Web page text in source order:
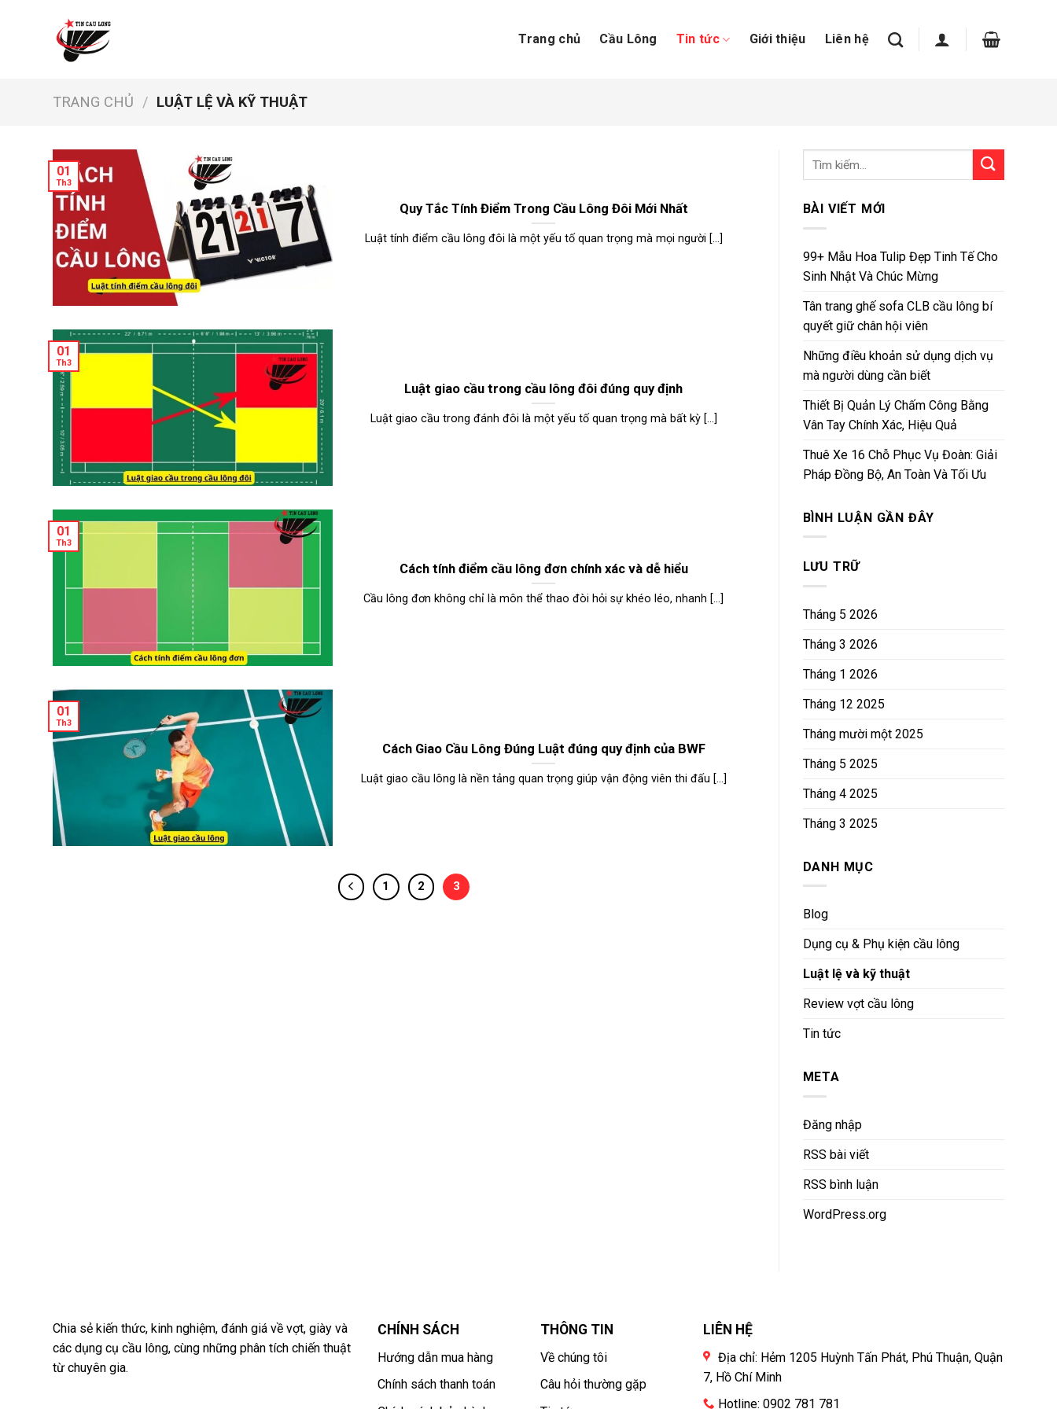
Trang chủ Cầu Lông Tin tức Giới thiệu Liên hệ
TRANG CHỦ / LUẬT LỆ VÀ KỸ THUẬT
Quy Tắc Tính Điểm Trong Cầu Lông Đôi Mới Nhất
Luật tính điểm cầu lông đôi là một yếu tố quan trọng mà mọi người [...]
01
Th3
Luật giao cầu trong cầu lông đôi đúng quy định
Luật giao cầu trong đánh đôi là một yếu tố quan trọng mà bất kỳ [...]
01
Th3
Cách tính điểm cầu lông đơn chính xác và dễ hiểu
Cầu lông đơn không chỉ là môn thể thao đòi hỏi sự khéo léo, nhanh [...]
01
Th3
Cách Giao Cầu Lông Đúng Luật đúng quy định của BWF
Luật giao cầu lông là nền tảng quan trọng giúp vận động viên thi đấu [...]
01
Th3
1 2 3
BÀI VIẾT MỚI
99+ Mẫu Hoa Tulip Đẹp Tinh Tế Cho
Sinh Nhật Và Chúc Mừng
Tân trang ghế sofa CLB cầu lông bí
quyết giữ chân hội viên
Những điều khoản sử dụng dịch vụ
mà người dùng cần biết
Thiết Bị Quản Lý Chấm Công Bằng
Vân Tay Chính Xác, Hiệu Quả
Thuê Xe 16 Chỗ Phục Vụ Đoàn: Giải
Pháp Đồng Bộ, An Toàn Và Tối Ưu
BÌNH LUẬN GẦN ĐÂY
LƯU TRỮ
Tháng 5 2026
Tháng 3 2026
Tháng 1 2026
Tháng 12 2025
Tháng mười một 2025
Tháng 5 2025
Tháng 4 2025
Tháng 3 2025
DANH MỤC
Blog
Dụng cụ & Phụ kiện cầu lông
Luật lệ và kỹ thuật
Review vợt cầu lông
Tin tức
META
Đăng nhập
RSS bài viết
RSS bình luận
WordPress.org
Chia sẻ kiến thức, kinh nghiệm, đánh giá về vợt, giày và
các dụng cụ cầu lông, cùng những phân tích chiến thuật
từ chuyên gia.
CHÍNH SÁCH
Hướng dẫn mua hàng
Chính sách thanh toán
THÔNG TIN
Về chúng tôi
Câu hỏi thường gặp
LIÊN HỆ
Địa chỉ: Hẻm 1205 Huỳnh Tấn Phát, Phú Thuận, Quận
7, Hồ Chí Minh
Hotline: 0902 781 781